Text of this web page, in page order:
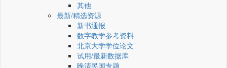
其他
最新/精选资源
新书通报
数字教学参考资料
北京大学学位论文
试用/最新数据库
晚清民国专题